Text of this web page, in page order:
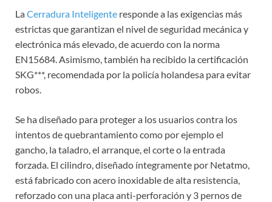
LaCerradura Inteligente responde a las exigencias más
estrictas que garantizan el nivel de seguridad mecánica y
electrónica más elevado, de acuerdo con la norma
EN15684. Asimismo, también ha recibido la certificación
SKG***, recomendada por la policía holandesa para evitar
robos.
Se ha diseñado para proteger a los usuarios contra los
intentos de quebrantamiento como por ejemplo el
gancho, la taladro, el arranque, el corte o la entrada
forzada. El cilindro, diseñado íntegramente por Netatmo,
está fabricado con acero inoxidable de alta resistencia,
reforzado con una placa anti-perforación y 3 pernos de